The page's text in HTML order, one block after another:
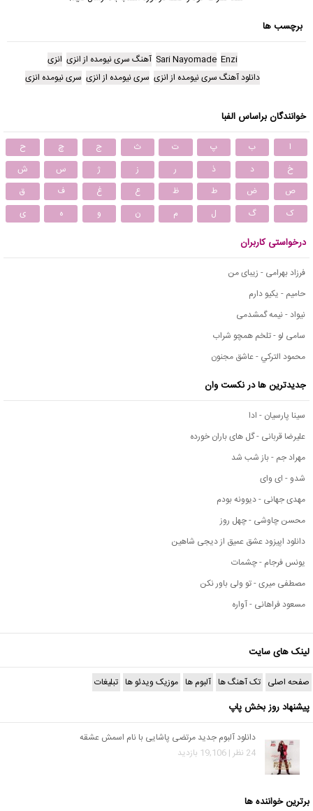
برچسب ها
Enzi
Sari Nayomade آهنگ سری نیومده از انزی انزی
دانلود آهنگ سری نیومده از انزی سری نیومده از انزی سری نیومده انزی
خوانندگان براساس الفبا
ا ب پ ت ث ج چ
ح
خ
د ذ ر ز ژ س
ش
ص
ض ط ظ ع غ ف
ق
ک
گ ل م ن و ه ی
درخواستی کاربران
فرزاد بهرامی - زیبای من
حامیم - یکیو دارم
نیواد - نیمه گمشدمی
سامی لو - تلخم همچو شراب
محمود التركي - عاشق مجنون
جدیدترین ها در نکست وان
سینا پارسیان - ادا
علیرضا قربانی - گل های باران خورده
مهراد جم - باز شب شد
شدو - ای وای
مهدی جهانی - دیوونه بودم
محسن چاوشی - چهل روز
دانلود اپیزود عشق عمیق از دیجی شاهین
یونس فرجام - چشمات
مصطفی میری - تو ولی باور نکن
مسعود فراهانی - آواره
لینک های سایت
صفحه اصلی تک آهنگ ها آلبوم ها موزیک ویدئو ها تبلیغات
پیشنهاد روز بخش پاپ
دانلود آلبوم جدید مرتضی پاشایی با نام اسمش عشقه
24 نظر | 19,106 بازدید
برترین خواننده ها